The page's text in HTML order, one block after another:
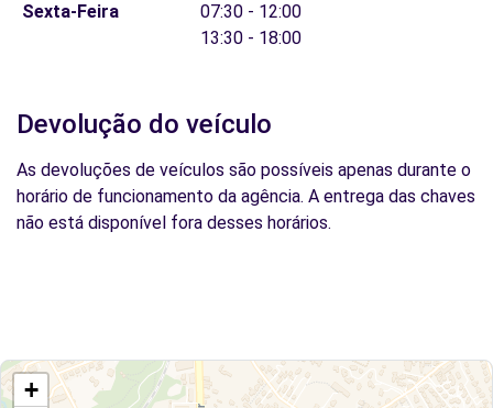
Sexta-Feira
07:30 - 12:00
13:30 - 18:00
Devolução do veículo
As devoluções de veículos são possíveis apenas durante o
horário de funcionamento da agência. A entrega das chaves
não está disponível fora desses horários.
+